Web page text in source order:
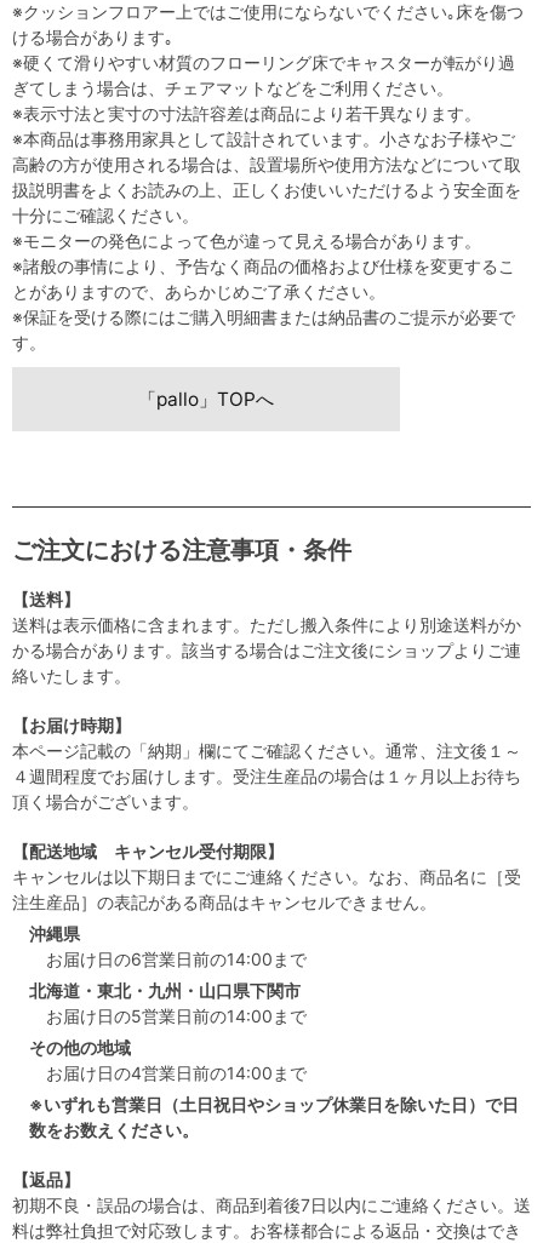
※クッションフロアー上ではご使用にならないでください｡床を傷つ
ける場合があります｡
※硬くて滑りやすい材質のフローリング床でキャスターが転がり過
ぎてしまう場合は、チェアマットなどをご利用ください。
※表示寸法と実寸の寸法許容差は商品により若干異なります。
※本商品は事務用家具として設計されています。小さなお子様やご
高齢の方が使用される場合は、設置場所や使用方法などについて取
扱説明書をよくお読みの上、正しくお使いいただけるよう安全面を
十分にご確認ください。
※モニターの発色によって色が違って見える場合があります。
※諸般の事情により、予告なく商品の価格および仕様を変更するこ
とがありますので、あらかじめご了承ください。
※保証を受ける際にはご購入明細書または納品書のご提示が必要で
す。
「pallo」TOPへ
ご注文における注意事項・条件
【送料】
送料は表示価格に含まれます。ただし搬入条件により別途送料がか
かる場合があります。該当する場合はご注文後にショップよりご連
絡いたします。
【お届け時期】
本ページ記載の「納期」欄にてご確認ください。通常、注文後１～
４週間程度でお届けします。受注生産品の場合は１ヶ月以上お待ち
頂く場合がございます。
【配送地域 キャンセル受付期限】
キャンセルは以下期日までにご連絡ください。なお、商品名に［受
注生産品］の表記がある商品はキャンセルできません。
沖縄県
お届け日の6営業日前の14:00まで
北海道・東北・九州・山口県下関市
お届け日の5営業日前の14:00まで
その他の地域
お届け日の4営業日前の14:00まで
※いずれも営業日（土日祝日やショップ休業日を除いた日）で日
数をお数えください。
【返品】
初期不良・誤品の場合は、商品到着後7日以内にご連絡ください。送
料は弊社負担で対応致します。お客様都合による返品・交換はでき